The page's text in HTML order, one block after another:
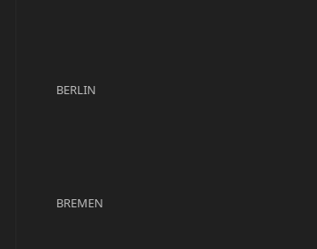
BERLIN
BREMEN